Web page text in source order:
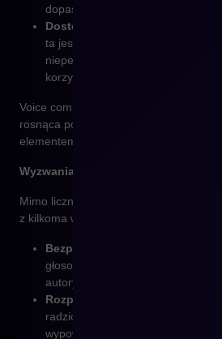
dopasowane do jego potrzeb.
Dostępność dla różnych grup
ta jest szczególnie przydatna dla
niepełnosprawnościami,
korzystanie z usług e-commerce.
Voice commerce jest wciąż w fazie
rosnąca popularność wskazuje na to,
elementem przyszłości handlu
Wyzwania związane z chatbotami i
Mimo licznych zalet, wdrożenie AI w
z kilkoma wyzwaniami:
Bezpieczeństwo transakcji
głosowych wymaga
autoryzacji, aby zapobiegać
Rozpoznawanie języka i
radzić sobie z różnymi akcentami,
wypowiedzi użytkowników.